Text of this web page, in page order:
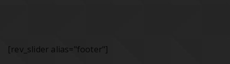
[rev_slider alias="footer"]